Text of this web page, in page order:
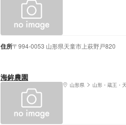
住所〒994-0053 山形県天童市上萩野戸820
海鉾農園
山形県 山形・蔵王・